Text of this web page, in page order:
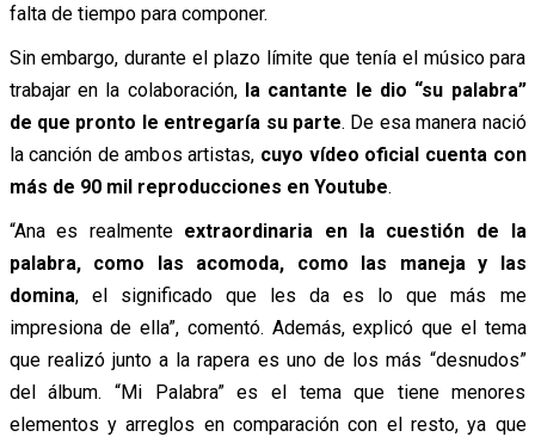
falta de tiempo para componer.
Sin embargo, durante el plazo límite que tenía el músico para
trabajar en la colaboración,la cantante le dio “su palabra”
de que pronto le entregaría su parte. De esa manera nació
la canción de ambos artistas, cuyo vídeo oficial cuenta con
más de 90 mil reproducciones en Youtube.
“Ana es realmente extraordinaria en la cuestión de la
palabra, como las acomoda, como las maneja y las
domina, el significado que les da es lo que más me
impresiona de ella”, comentó. Además, explicó que el tema
que realizó junto a la rapera es uno de los más “desnudos”
del álbum. “Mi Palabra” es el tema que tiene menores
elementos y arreglos en comparación con el resto, ya que